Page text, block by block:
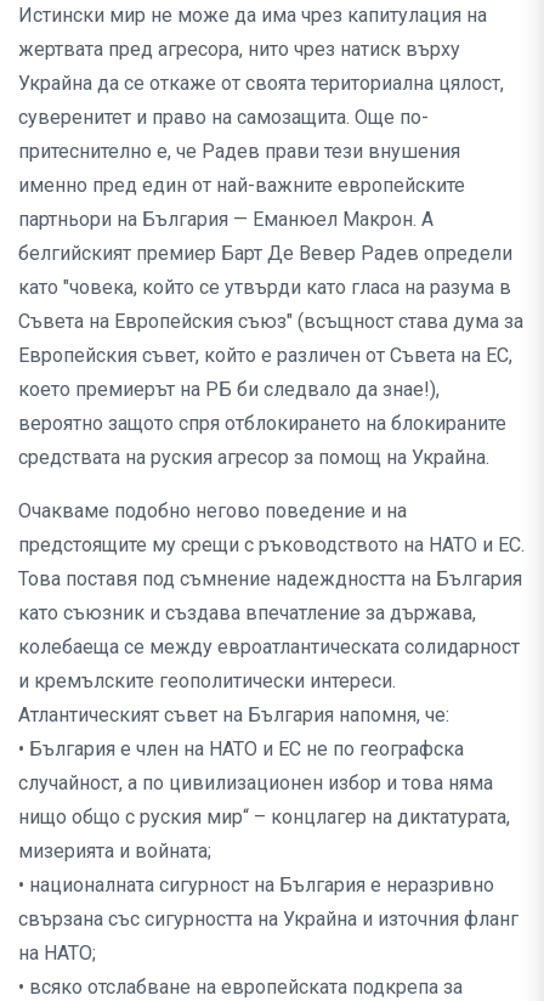
Истински мир не може да има чрез капитулация на
жертвата пред агресора, нито чрез натиск върху
Украйна да се откаже от своята териториална цялост,
суверенитет и право на самозащита. Още по-
притеснително е, че Радев прави тези внушения
именно пред един от най-важните европейските
партньори на България — Еманюел Макрон. А
белгийският премиер Барт Де Вевер Радев определи
като "човека, който се утвърди като гласа на разума в
Съвета на Европейския съюз" (всъщност става дума за
Европейския съвет, който е различен от Съвета на ЕС,
което премиерът на РБ би следвало да знае!),
вероятно защото спря отблокирането на блокираните
средствата на руския агресор за помощ на Украйна.
Очакваме подобно негово поведение и на
предстоящите му срещи с ръководството на НАТО и ЕС.
Това поставя под съмнение надеждността на България
като съюзник и създава впечатление за държава,
колебаеща се между евроатлантическата солидарност
и кремълските геополитически интереси.
Атлантическият съвет на България напомня, че:
• България е член на НАТО и ЕС не по географска
случайност, а по цивилизационен избор и това няма
нищо общо с руския мир“ – концлагер на диктатурата,
мизерията и войната;
• националната сигурност на България е неразривно
свързана със сигурността на Украйна и източния фланг
на НАТО;
• всяко отслабване на европейската подкрепа за